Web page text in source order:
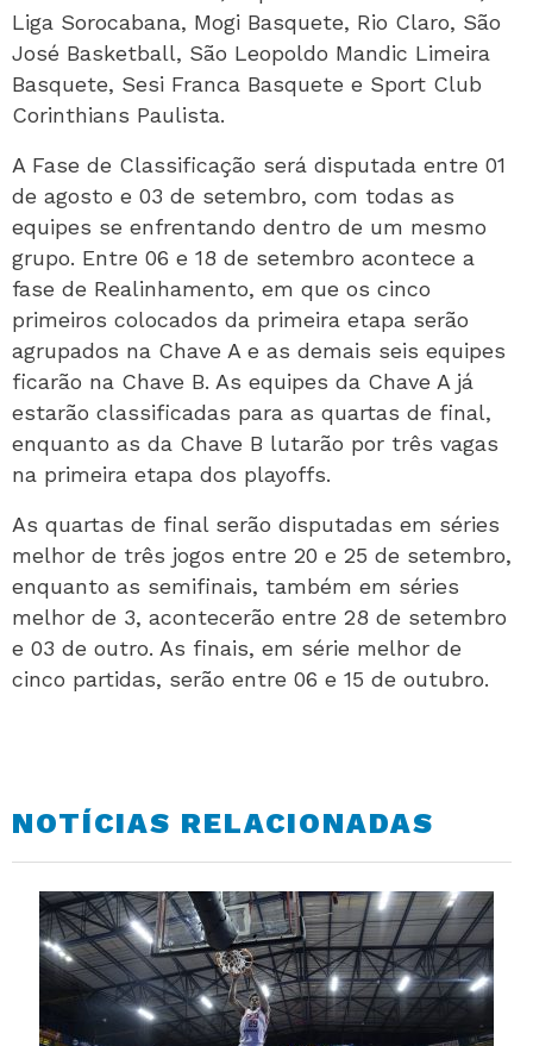
Liga Sorocabana, Mogi Basquete, Rio Claro, São
José Basketball, São Leopoldo Mandic Limeira
Basquete, Sesi Franca Basquete e Sport Club
Corinthians Paulista.
A Fase de Classificação será disputada entre 01
de agosto e 03 de setembro, com todas as
equipes se enfrentando dentro de um mesmo
grupo. Entre 06 e 18 de setembro acontece a
fase de Realinhamento, em que os cinco
primeiros colocados da primeira etapa serão
agrupados na Chave A e as demais seis equipes
ficarão na Chave B. As equipes da Chave A já
estarão classificadas para as quartas de final,
enquanto as da Chave B lutarão por três vagas
na primeira etapa dos playoffs.
As quartas de final serão disputadas em séries
melhor de três jogos entre 20 e 25 de setembro,
enquanto as semifinais, também em séries
melhor de 3, acontecerão entre 28 de setembro
e 03 de outro. As finais, em série melhor de
cinco partidas, serão entre 06 e 15 de outubro.
NOTÍCIAS RELACIONADAS